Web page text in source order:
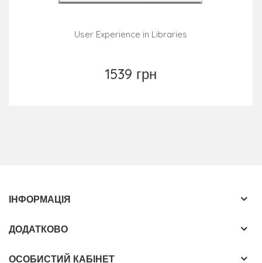
User Experience in Libraries
1539 грн
ІНФОРМАЦІЯ
ДОДАТКОВО
ОСОБИСТИЙ КАБІНЕТ